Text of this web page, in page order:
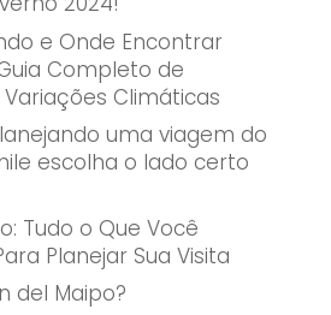
e Onde Encontrar
Completo de
Climáticas
uma viagem do
escolha o lado certo
Tudo o Que Você
Planejar Sua Visita
del Maipo?